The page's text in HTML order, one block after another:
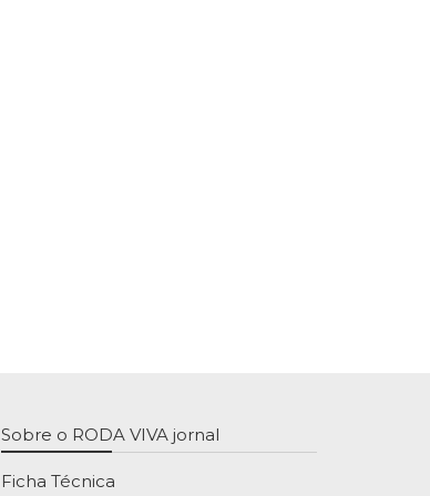
Sobre o RODA VIVA jornal
Ficha Técnica